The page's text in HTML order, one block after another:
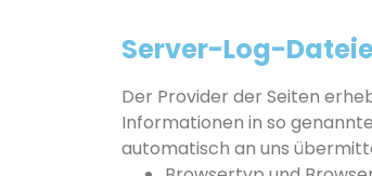
Server-Log-
Der Provider der Seiten
Informationen in so
automatisch an uns